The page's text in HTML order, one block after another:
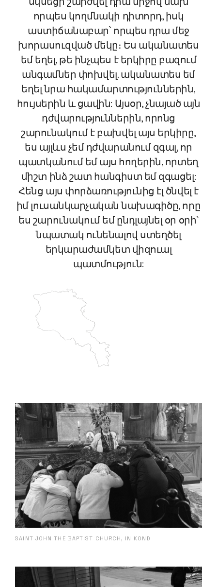
որպես կողմնակի դիտորդ, իսկ
աստիճանաբար՝ որպես դրա մեջ
խորասուզված մեկը։ Ես ականատես
եմ եղել, թե ինչպես է երկիրը բազում
անգամներ փոխվել. ականատես եմ
եղել նրա հակամարտություններին,
հույսերին և ցավին: Այսօր, չնայած այն
դժվարություններին, որոնց
շարունակում է բախվել այս երկիրը,
ես այլևս չեմ դժվարանում զգալ, որ
պատկանում եմ այս հողերին, որտեղ
միշտ ինձ շատ հանգիստ եմ զգացել:
Հենց այս փորձառությունից էլ ծնվել է
իմ լուսանկարչական նախագիծը, որը
ես շարունակում եմ ընդլայնել օր օրի՝
նպատակ ունենալով ստեղծել
երկարաժամկետ վիզուալ
պատմություն:
SAINT JOHN THE BAPTIST CHURCH, IN KOND